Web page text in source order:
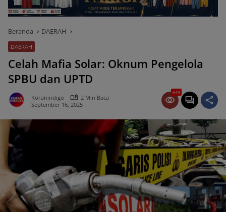
Beranda DAERAH
DAERAH
Celah Mafia Solar: Oknum Pengelola
SPBU dan UPTD
Koranindigo
2 Min Baca
September 16, 2025
648